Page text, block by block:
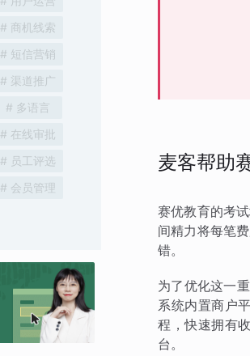
# 商机线索
# 短信营销
# 渠道推广
# 多语言
# 在线审批
# 员工评选
# 会员管理
麦客帮助
赛优教育的考
间精力将每笔
错。
为了优化这一
系统内置商户
程，快速拥有
台。